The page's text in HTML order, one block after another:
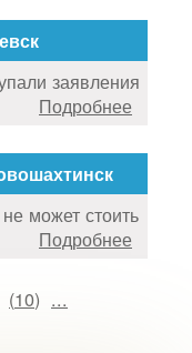
заявления
Подробнее
может стоить
Подробнее
(10) ...